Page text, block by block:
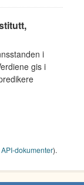
i
gis i
API-dokumenter).